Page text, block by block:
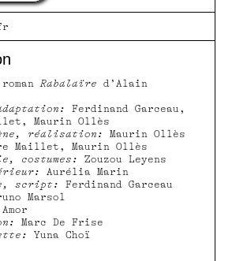
Rabalaïre d’Alain
Ferdinand Garceau,
Maurin Ollès
réalisation:
Maurin Ollès
Maillet, Maurin Ollès
costumes:
Zouzou Leyens
Aurélia Marin
script:
Ferdinand Garceau
Marsol
Marc De Frise
Yuna Choï